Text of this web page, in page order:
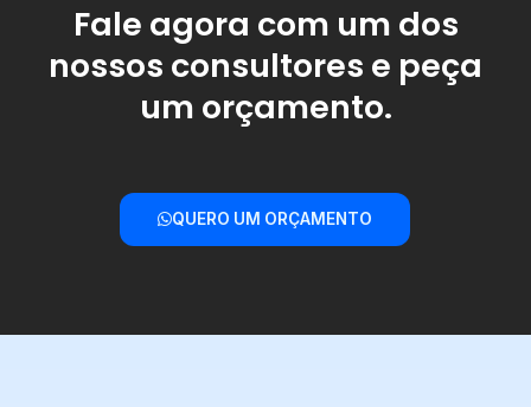
Fale agora com um dos
nossos consultores e peça
um orçamento.
QUERO UM ORÇAMENTO